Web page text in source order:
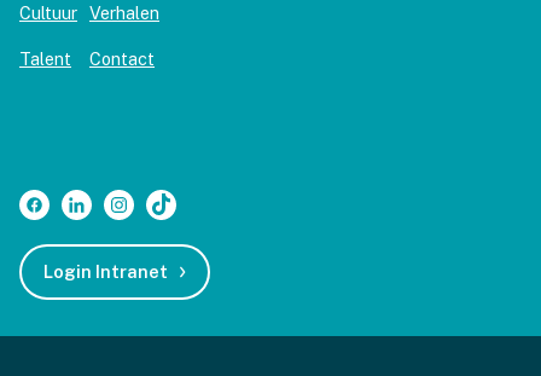
Cultuur
Talent
Verhalen
Contact
Login Intranet